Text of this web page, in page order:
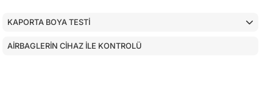
KAPORTA BOYA TESTİ
AİRBAGLERİN CİHAZ İLE KONTROLÜ